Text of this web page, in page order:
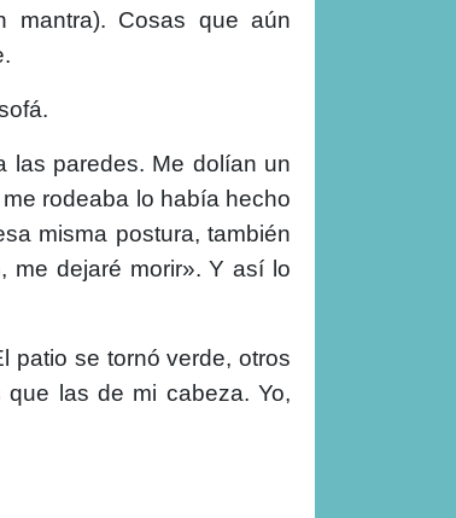
mantra). Cosas que aún
las paredes. Me dolían un
rodeaba lo había hecho
misma postura, también
me dejaré morir». Y así lo
patio se tornó verde, otros
las de mi cabeza. Yo,